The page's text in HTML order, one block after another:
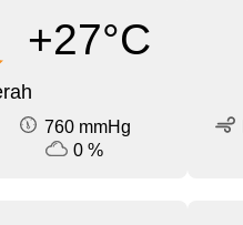
+27°C
760 mmHg
0 %